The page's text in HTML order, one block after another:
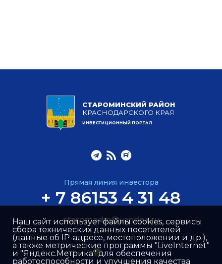
СТАРОМИНСКИЙ РАЙОН
КРАСНОДАРСКОГО КРАЯ
ИНВЕСТИЦИОННЫЙ ПОРТАЛ
Прямая линия инвестора
+ 7 86153 4 31 48
staromadm@yandex.ru
Наш сайт использует файлы cookies, сервисы
сбора технических данных посетителей
(данные об IP-адресе, местоположении и др.),
а также метрические программы "LiveInternet"
и "Яндекс.Метрика" для обеспечения
работоспособности и улучшения качества